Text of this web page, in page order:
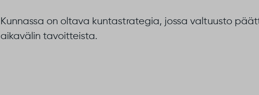
Kunnassa on oltava kuntastrategia, jossa valtuusto
aikavälin tavoitteista.